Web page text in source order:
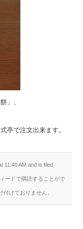
」、
亭で注文出来ます。
11:40 AM and is filed
ードで購読することがで
けておりません。